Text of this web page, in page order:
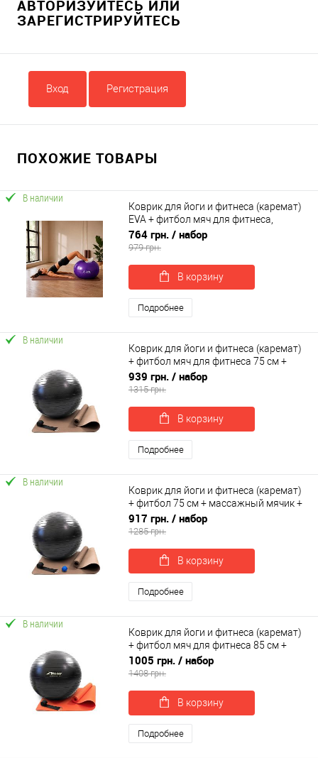
АВТОРИЗУЙТЕСЬ ИЛИ
ЗАРЕГИСТРИРУЙТЕСЬ
Вход Регистрация
ПОХОЖИЕ ТОВАРЫ
В наличии
Коврик для йоги и фитнеса (каремат)
EVA + фитбол мяч для фитнеса,
беременных 65 см OSPORT Set 115 (n-
0148)
764 грн. / набор
979 грн.
В корзину
Подробнее
В наличии
Коврик для йоги и фитнеса (каремат)
+ фитбол мяч для фитнеса 75 см +
ремень для йоги OSPORT Set 96 (n-
0126)
939 грн. / набор
1315 грн.
В корзину
Подробнее
В наличии
Коврик для йоги и фитнеса (каремат)
+ фитбол 75 см + массажный мячик +
ремень для йоги OSPORT Set 100 (n-
0130)
917 грн. / набор
1285 грн.
В корзину
Подробнее
В наличии
Коврик для йоги и фитнеса (каремат)
+ фитбол мяч для фитнеса 85 см +
ремень для йоги OSPORT Set 97 (n-
0127)
1005 грн. / набор
1408 грн.
В корзину
Подробнее